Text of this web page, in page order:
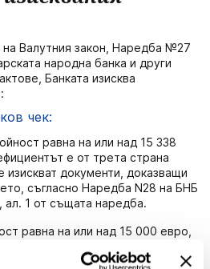
Валутния закон, Наредба №27
народна банка и други
Банката изисква
чек:
равна на или над 15 338
е от трета страна
изискват документи, доказващи
съгласно Наредба N28 на БНБ
ал. 1 от същата наредба.
равна на или над 15 000 евро,
на превода.